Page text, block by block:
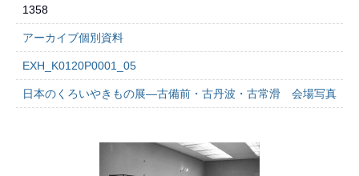
1358
アーカイブ個別資料
EXH_K0120P0001_05
日本のくろいやきもの展―古備前・古丹波・古常滑 会場写真